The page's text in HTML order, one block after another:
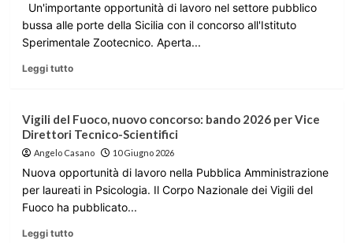
Un'importante opportunità di lavoro nel settore pubblico
bussa alle porte della Sicilia con il concorso all'Istituto
Sperimentale Zootecnico. Aperta...
Leggi tutto
Vigili del Fuoco, nuovo concorso: bando 2026 per Vice
Direttori Tecnico-Scientifici
Angelo Casano 10 Giugno 2026
Nuova opportunità di lavoro nella Pubblica Amministrazione
per laureati in Psicologia. Il Corpo Nazionale dei Vigili del
Fuoco ha pubblicato...
Leggi tutto